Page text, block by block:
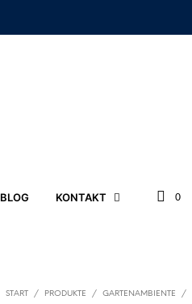
BLOG KONTAKT 0
START / PRODUKTE / GARTENAMBIENTE
/